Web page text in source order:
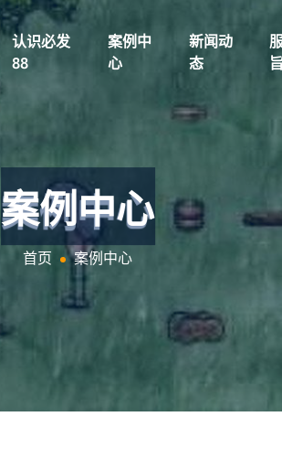
认识必发
88
案例中
心
新闻动
态
旨
案例中心
首页 案例中心